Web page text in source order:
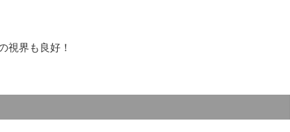
視界も良好！